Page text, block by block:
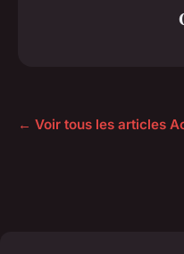
← Voir tous les articles